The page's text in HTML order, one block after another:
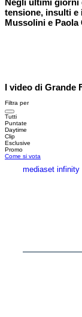
tensione, insulti e
Mussolini e Paola
I video di Grande
Filtra per
Tutti
Puntate
Daytime
Clip
Esclusive
Promo
Come si vota
mediaset infinity